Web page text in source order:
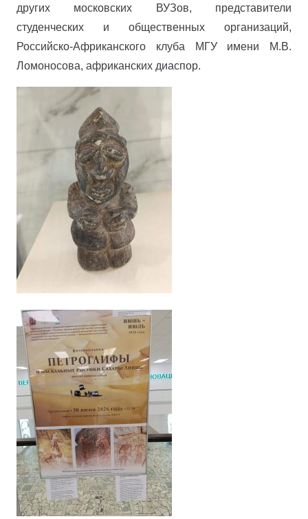
других московских ВУЗов, представители
студенческих и общественных организаций,
Российско-Африканского клуба МГУ имени М.В.
Ломоносова, африканских диаспор.